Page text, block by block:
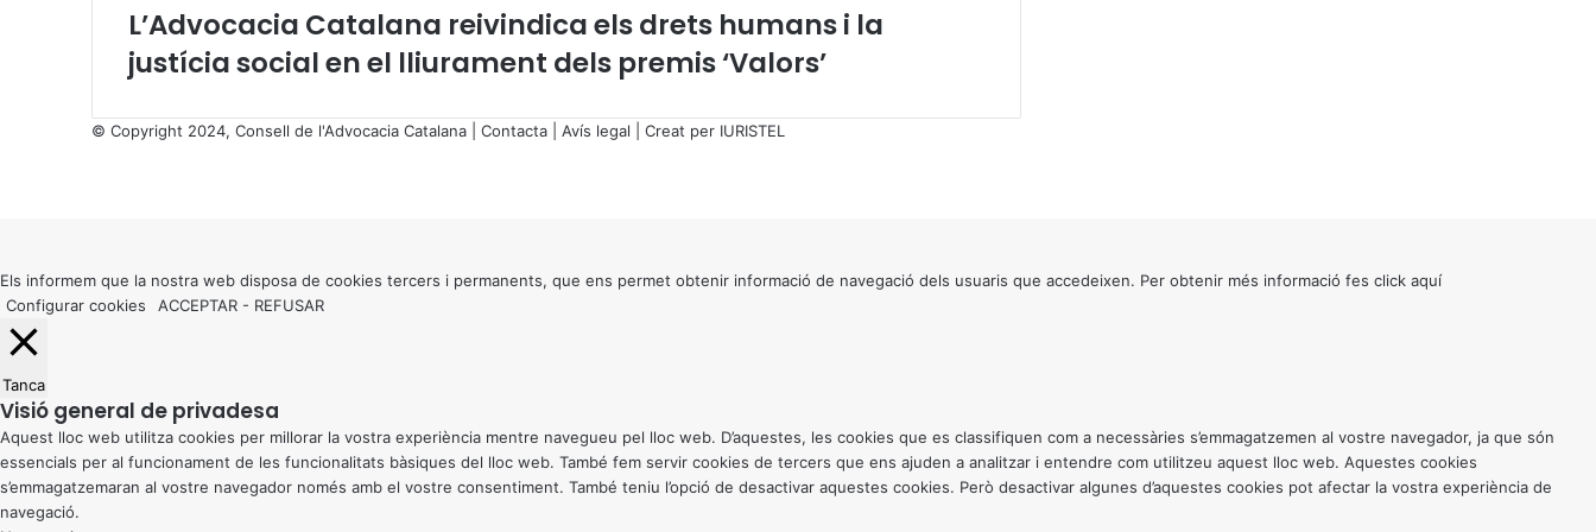
c
ó
f
o
c
a
L’Advocacia Catalana reivindica els drets humans i la
justícia social en el lliurament dels premis ‘Valors’
© Copyright 2024, Consell de l'Advocacia Catalana | Contacta Avís legal | Creat per IURISTEL
button
Els informem que la nostra web disposa de cookies tercers i permanents, que ens permet obtenir informació de navegació dels usuaris que accedeixen. Per obtenir més informació fes click aquí
Configurar cookies
ACCEPTAR - REFUSAR
Tanca
Visió general de privadesa
Aquest lloc web utilitza cookies per millorar la vostra experiència mentre navegueu pel lloc web. D’aquestes, les cookies que es classifiquen com a necessàries s’emmagatzemen al vostre navegador, ja que són
essencials per al funcionament de les funcionalitats bàsiques del lloc web. També fem servir cookies de tercers que ens ajuden a analitzar i entendre com utilitzeu aquest lloc web. Aquestes cookies
s’emmagatzemaran al vostre navegador només amb el vostre consentiment. També teniu l’opció de desactivar aquestes cookies. Però desactivar algunes d’aquestes cookies pot afectar la vostra experiència de
navegació.